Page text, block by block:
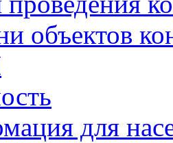
объектов
для